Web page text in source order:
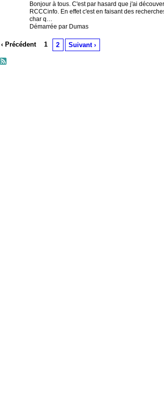
Bonjour à tous. C'est par hasard que j'ai
RCCCinfo. En effet c'est en faisant des
char q…
Démarrée par Dumas
‹ Précédent 1 2 Suivant ›